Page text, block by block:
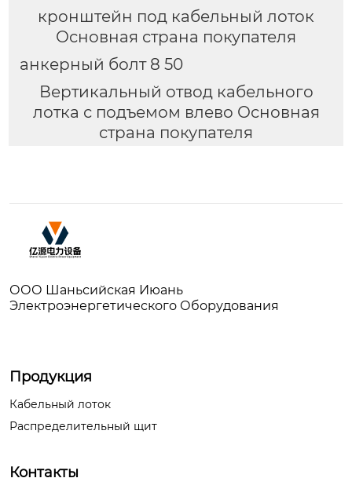
кронштейн под кабельный лоток
Основная страна покупателя
анкерный болт 8 50
Вертикальный отвод кабельного
лотка с подъемом влево Основная
страна покупателя
ООО Шаньсийская Июань
Электроэнергетического Оборудования
Продукция
Кабельный лоток
Распределительный щит
Контакты